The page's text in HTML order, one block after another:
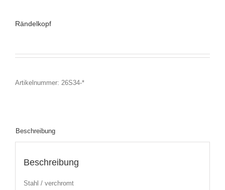
Rändelkopf
Artikelnummer: 26S34-*
Beschreibung
Beschreibung
Stahl / verchromt